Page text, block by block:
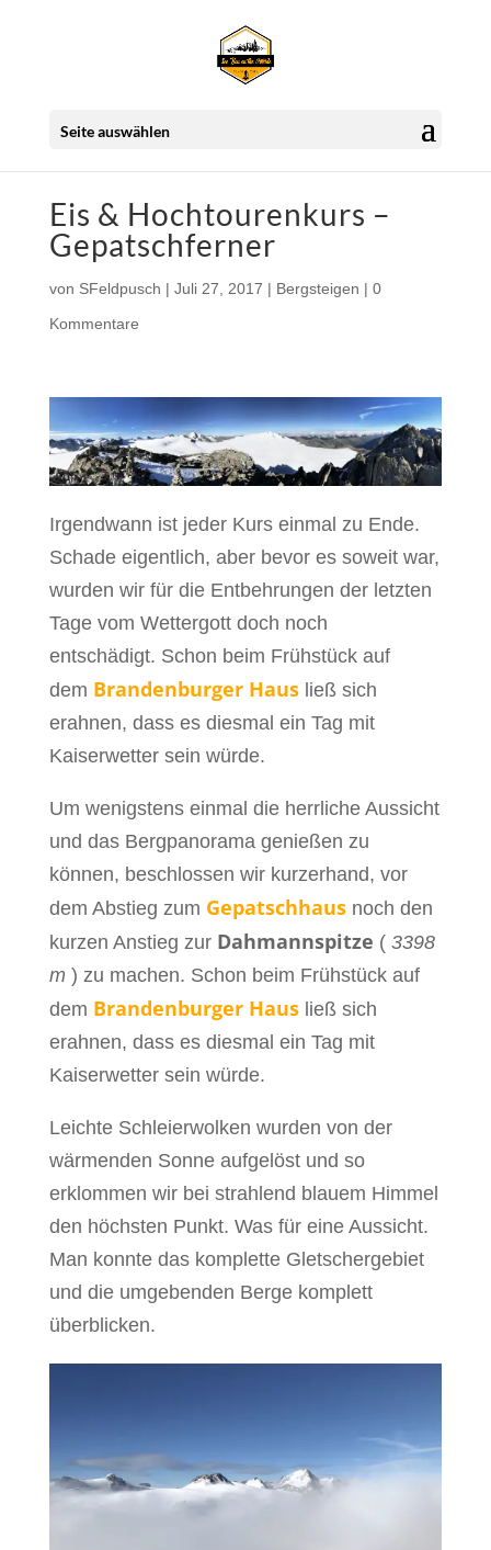
Seite auswählen
Eis & Hochtourenkurs –
Gepatschferner
von SFeldpusch | Juli 27, 2017 | Bergsteigen | 0
Kommentare
Irgendwann ist jeder Kurs einmal zu Ende.
Schade eigentlich, aber bevor es soweit war,
wurden wir für die Entbehrungen der letzten
Tage vom Wettergott doch noch
entschädigt. Schon beim Frühstück auf
dem Brandenburger Haus ließ sich
erahnen, dass es diesmal ein Tag mit
Kaiserwetter sein würde.
Um wenigstens einmal die herrliche Aussicht
und das Bergpanorama genießen zu
können, beschlossen wir kurzerhand, vor
dem Abstieg zum Gepatschhaus noch den
kurzen Anstieg zur Dahmannspitze ( 3398
m ) zu machen. Schon beim Frühstück auf
dem Brandenburger Haus ließ sich
erahnen, dass es diesmal ein Tag mit
Kaiserwetter sein würde.
Leichte Schleierwolken wurden von der
wärmenden Sonne aufgelöst und so
erklommen wir bei strahlend blauem Himmel
den höchsten Punkt. Was für eine Aussicht.
Man konnte das komplette Gletschergebiet
und die umgebenden Berge komplett
überblicken.